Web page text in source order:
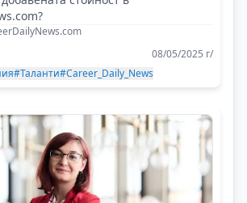
08/05/2025 г/
#Таланти#Career_Daily_News